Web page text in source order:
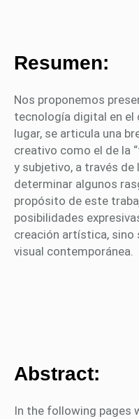
Resumen:
Nos proponemos
tecnología digital en el
lugar, se articula una
creativo como el de la
y subjetivo, a través
determinar algunos
propósito de este
posibilidades
creación artística, sino
visual contemporánea.
Abstract:
In the following pages